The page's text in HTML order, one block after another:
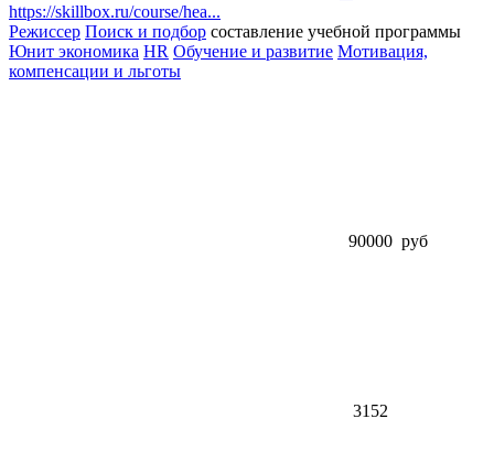
https://skillbox.ru/course/hea...
Режиссер Поиск и подбор составление учебной программы
Юнит экономика HR Обучение и развитие Мотивация,
компенсации и льготы
90000 руб
3152